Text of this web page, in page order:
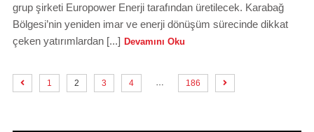
grup şirketi Europower Enerji tarafından üretilecek. Karabağ
Bölgesi’nin yeniden imar ve enerji dönüşüm sürecinde dikkat
çeken yatırımlardan [...] Devamını Oku
1 2 3 4 … 186